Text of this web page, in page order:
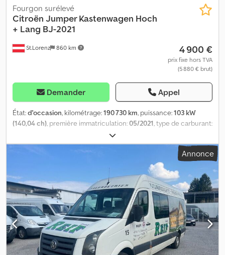
St.Lorenz 860 km
Fourgon surélevé
Citroën Jumper Kastenwagen Hoch
+ Lang BJ-2021
4 900 €
prix fixe hors TVA
(5 880 € brut)
Demander Appel
État:d'occasion, kilométrage:190 730 km, puissance:103 kW
(140,04 ch), première immatriculation:05/2021, type de carburant:
, couleur:
mécanique, nombre de sièges:3, Équipement:ABS, a eu un
, * CITROEN JUMPER FOURGON, HAUT +
LONG * 1ÈRE MAIN, VÉHICULE AUTRICHIEN * Climatisation,
attelage, boîte 6 vitesses, bons pneus. * Empattement 4035 mm *
2 unités disponibles, les deux avec moteur endommagé * Toutes
informations sans garantie * Sous réserve d’erreurs de saisie et
de vente préalable * N° interne 51+143 Codpfxsy Sdmfe Aklsrf *
PRIX NET HT
Annonce